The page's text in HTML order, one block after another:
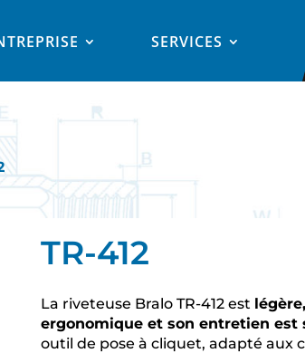
SERVICES
TR-412
La riveteuse Bralo TR-412 est
ergonomique et son entretien est
outil de pose à cliquet, adapté aux